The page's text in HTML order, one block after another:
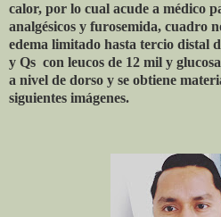
calor, por lo cual acude a médico
analgésicos y furosemida, cuadro
edema limitado hasta tercio distal
y Qs con leucos de 12 mil y
a nivel de dorso y se obtiene
siguientes imágenes.